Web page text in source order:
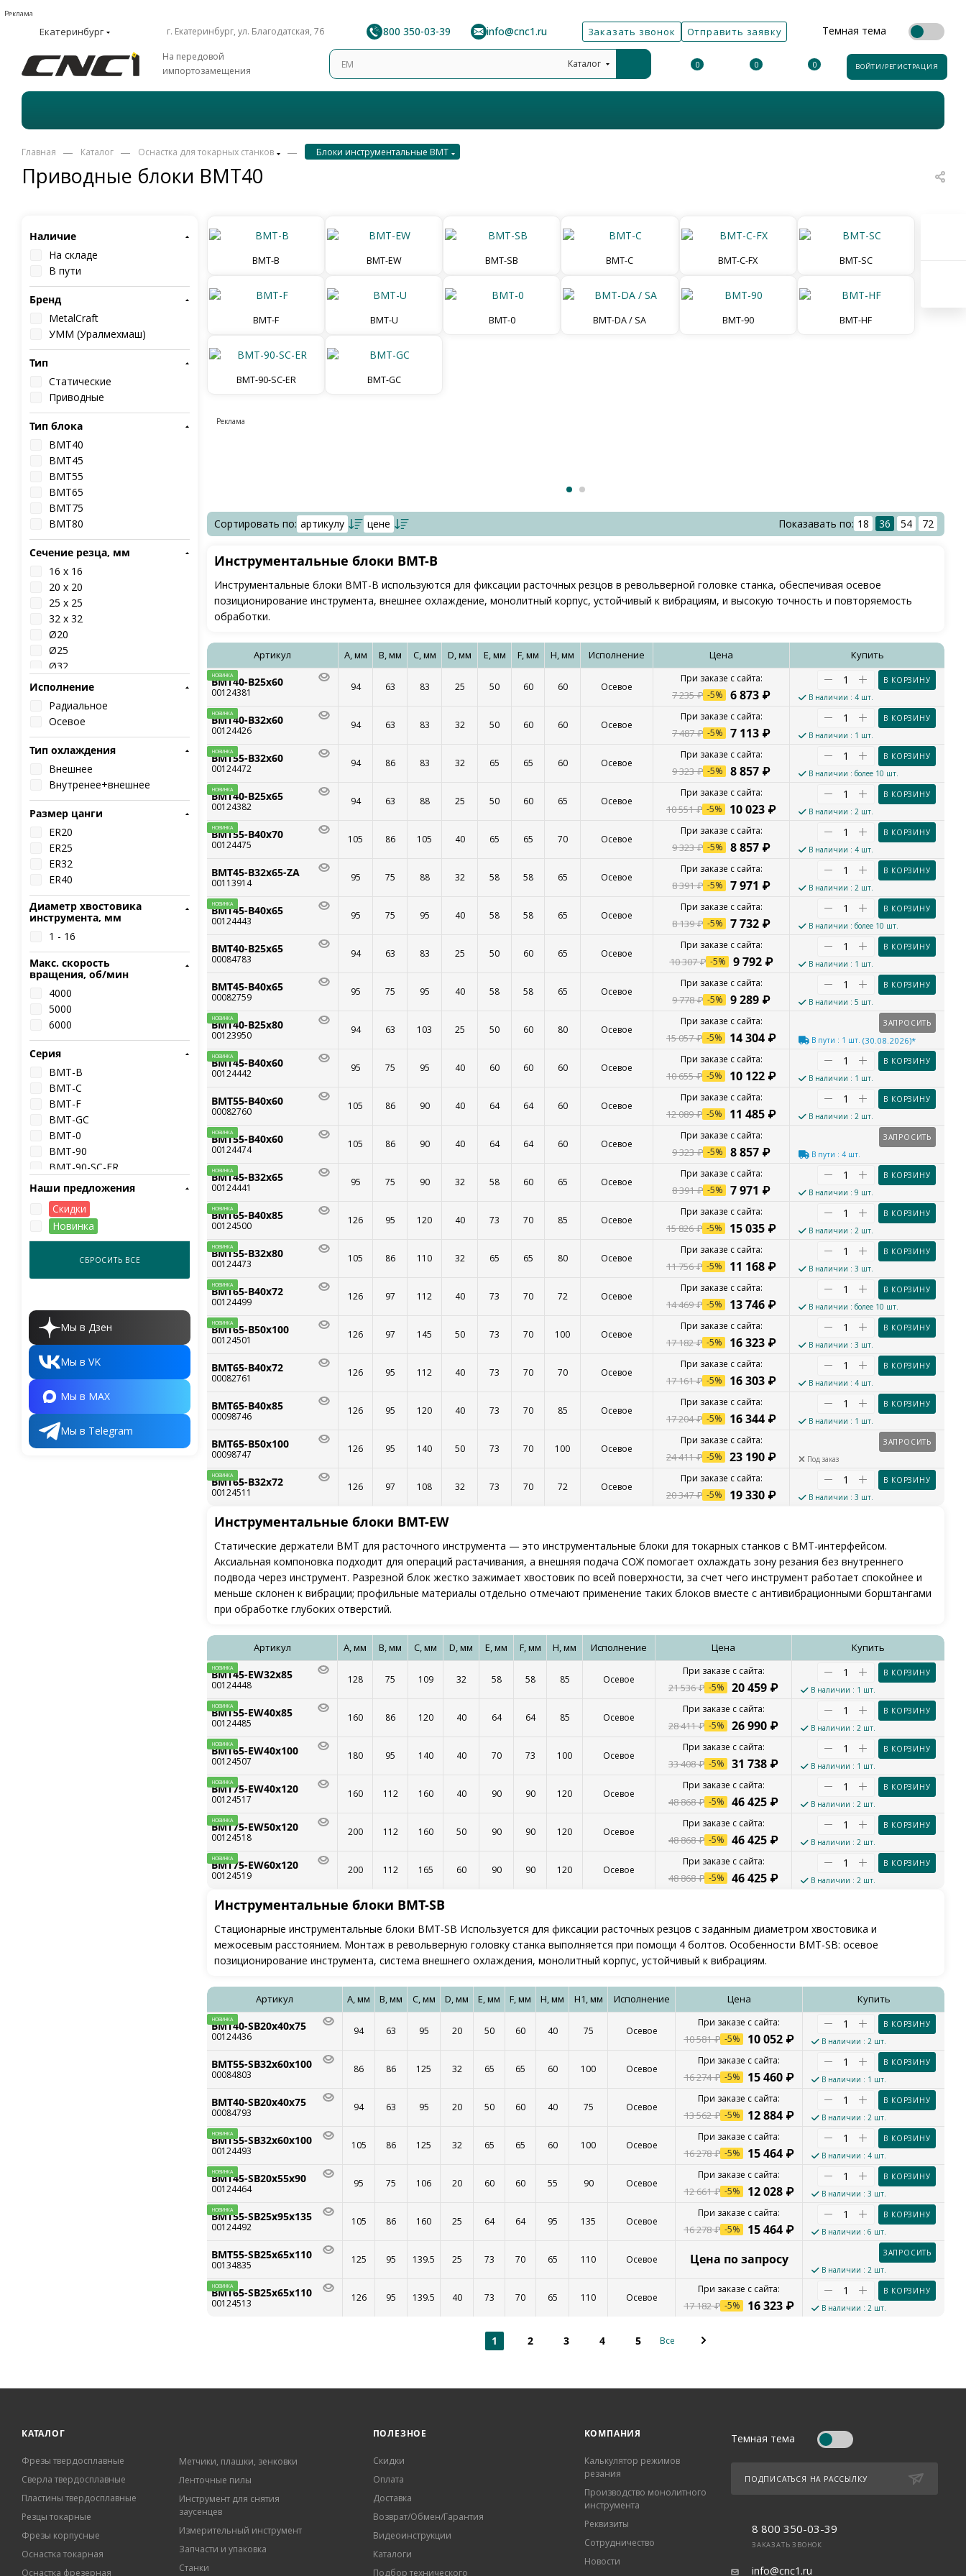
Реклама
Екатеринбург г. Екатеринбург, ул. Благодатская, 76 8 800 350-03-39 info@cnc1.ru Заказать звонок Отправить заявку Темная тема
На передовой
импортозамещения
Каталог 0 0 0 ВОЙТИ/РЕГИСТРАЦИЯ
Приводные блоки BMT40
Главная — Каталог — Оснастка для токарных станков — Блоки инструментальные BMT
BMT-B BMT-EW BMT-SB BMT-C BMT-C-FX BMT-SC
BMT-F BMT-U BMT-0 BMT-DA / SA BMT-90 BMT-HF
BMT-90-SC-ER BMT-GC
Сортировать по: артикулу цене Показавать по: 18 36 54 72
Инструментальные блоки BMT-B
Инструментальные блоки BMT-B используются для фиксации расточных резцов в револьверной головке станка, обеспечивая осевое
позиционирование инструмента, внешнее охлаждение, монолитный корпус, устойчивый к вибрациям, и высокую точность и повторяемость
обработки.
Артикул A, мм B, мм C, мм D, мм E, мм F, мм H, мм Исполнение Цена Купить
НОВИНКА
BMT40-B25x60
00124381 94 63 83 25 50 60 60 Осевое
6 873 ₽
7 235₽ -5%
В КОРЗИНУ
В наличии : 4 шт.
НОВИНКА
BMT40-B32x60
00124426 94 63 83 32 50 60 60 Осевое
7 113 ₽
7 487₽ -5%
В КОРЗИНУ
В наличии : 1 шт.
НОВИНКА
BMT55-B32x60
00124472 94 86 83 32 65 65 60 Осевое
8 857 ₽
9 323₽ -5%
В КОРЗИНУ
В наличии : более 10 шт.
НОВИНКА
BMT40-B25x65
00124382 94 63 88 25 50 60 65 Осевое
10 023 ₽
10 551₽ -5%
В КОРЗИНУ
В наличии : 2 шт.
НОВИНКА
BMT55-B40x70
00124475 105 86 105 40 65 65 70 Осевое
8 857 ₽
9 323₽ -5%
В КОРЗИНУ
В наличии : 4 шт.
BMT45-B32x65-ZA
00113914 95 75 88 32 58 58 65 Осевое
7 971 ₽
8 391₽ -5%
В КОРЗИНУ
В наличии : 2 шт.
НОВИНКА
BMT45-B40x65
00124443 95 75 95 40 58 58 65 Осевое
7 732 ₽
8 139₽ -5%
В КОРЗИНУ
В наличии : более 10 шт.
BMT40-B25x65
00084783 94 63 83 25 50 60 65 Осевое
9 792₽
10 307₽ -5%
В КОРЗИНУ
В наличии : 1 шт.
BMT45-B40x65
00082759 95 75 95 40 58 58 65 Осевое
9 289 ₽
9 778₽ -5%
В КОРЗИНУ
В наличии : 5 шт.
НОВИНКА
BMT40-B25x80
00123950 94 63 103 25 50 60 80 Осевое
14 304 ₽
15 057₽ -5%
ЗАПРОСИТЬ
В пути : 1 шт. (30.08.2026)*
НОВИНКА
BMT45-B40x60
00124442 95 75 95 40 60 60 60 Осевое
10 122 ₽
10 655₽ -5%
В КОРЗИНУ
В наличии : 1 шт.
BMT55-B40x60
00082760 105 86 90 40 64 64 60 Осевое
11 485 ₽
12 089₽ -5%
В КОРЗИНУ
В наличии : 2 шт.
НОВИНКА
BMT55-B40x60
00124474 105 86 90 40 64 64 60 Осевое
8 857 ₽
9 323₽ -5%
ЗАПРОСИТЬ
В пути : 4 шт.
НОВИНКА
BMT45-B32x65
00124441 95 75 90 32 58 60 65 Осевое
7 971 ₽
8 391₽ -5%
В КОРЗИНУ
В наличии : 9 шт.
НОВИНКА
BMT65-B40x85
00124500 126 95 120 40 73 70 85 Осевое
15 035 ₽
15 826₽ -5%
В КОРЗИНУ
В наличии : 2 шт.
НОВИНКА
BMT55-B32x80
00124473 105 86 110 32 65 65 80 Осевое
11 168 ₽
11 756₽ -5%
В КОРЗИНУ
В наличии : 3 шт.
НОВИНКА
BMT65-B40x72
00124499 126 97 112 40 73 70 72 Осевое
13 746 ₽
14 469₽ -5%
В КОРЗИНУ
В наличии : более 10 шт.
НОВИНКА
BMT65-B50x100
00124501 126 97 145 50 73 70 100 Осевое
16 323 ₽
17 182₽ -5%
В КОРЗИНУ
В наличии : 3 шт.
BMT65-B40x72
00082761 126 95 112 40 73 70 70 Осевое
16 303 ₽
17 161₽ -5%
В КОРЗИНУ
В наличии : 4 шт.
BMT65-B40x85
00098746 126 95 120 40 73 70 85 Осевое
16 344 ₽
17 204₽ -5%
В КОРЗИНУ
В наличии : 1 шт.
BMT65-B50x100
00098747 126 95 140 50 73 70 100 Осевое
23 190 ₽
24 411₽ -5%
ЗАПРОСИТЬ
Под заказ
НОВИНКА
BMT65-B32x72
00124511 126 97 108 32 73 70 72 Осевое
19 330 ₽
20 347₽ -5%
В КОРЗИНУ
В наличии : 3 шт.
Инструментальные блоки BMT-EW
Статические держатели BMT для расточного инструмента — это инструментальные блоки для токарных станков с BMT-интерфейсом.
Аксиальная компоновка подходит для операций растачивания, а внешняя подача СОЖ помогает охлаждать зону резания без внутреннего
подвода через инструмент. Разрезной блок жестко зажимает хвостовик по всей поверхности, за счет чего инструмент работает спокойнее и
меньше склонен к вибрации; профильные материалы отдельно отмечают применение таких блоков вместе с антивибрационными борштангами
при обработке глубоких отверстий.
Артикул A, мм B, мм C, мм D, мм E, мм F, мм H, мм Исполнение Цена Купить
НОВИНКА
BMT45-EW32x85
00124448 128 75 109 32 58 58 85 Осевое
20 459 ₽
21 536₽ -5%
В КОРЗИНУ
В наличии : 1 шт.
НОВИНКА
BMT55-EW40x85
00124485 160 86 120 40 64 64 85 Осевое
26 990 ₽
28 411₽ -5%
В КОРЗИНУ
В наличии : 2 шт.
НОВИНКА
BMT65-EW40x100
00124507 180 95 140 40 70 73 100 Осевое
31 738 ₽
33 408₽ -5%
В КОРЗИНУ
В наличии : 1 шт.
НОВИНКА
BMT75-EW40x120
00124517 160 112 160 40 90 90 120 Осевое
46 425 ₽
48 868₽ -5%
В КОРЗИНУ
В наличии : 2 шт.
НОВИНКА
BMT75-EW50x120
00124518 200 112 160 50 90 90 120 Осевое
46 425 ₽
48 868₽ -5%
В КОРЗИНУ
В наличии : 2 шт.
НОВИНКА
BMT75-EW60x120
00124519 200 112 165 60 90 90 120 Осевое
46 425 ₽
48 868₽ -5%
В КОРЗИНУ
В наличии : 2 шт.
Инструментальные блоки BMT-SB
Стационарные инструментальные блоки BMT-SB Используется для фиксации расточных резцов с заданным диаметром хвостовика и
межосевым расстоянием. Монтаж в револьверную головку станка выполняется при помощи 4 болтов. Особенности BMT-SB: осевое
позиционирование инструмента, система внешнего охлаждения, монолитный корпус, устойчивый к вибрациям.
Артикул A, мм B, мм C, мм D, мм E, мм F, мм H, мм H1, мм Исполнение Цена Купить
НОВИНКА
BMT40-SB20x40x75
00124436 94 63 95 20 50 60 40 75 Осевое
10 052₽
10 581₽ -5%
В КОРЗИНУ
В наличии : 2 шт.
BMT55-SB32x60x100
00084803 86 86 125 32 65 65 60 100 Осевое
15 460₽
16 274₽ -5%
В КОРЗИНУ
В наличии : 1 шт.
BMT40-SB20x40x75
00084793 94 63 95 20 50 60 40 75 Осевое
12 884₽
13 562₽ -5%
В КОРЗИНУ
В наличии : 2 шт.
НОВИНКА
BMT55-SB32x60x100
00124493 105 86 125 32 65 65 60 100 Осевое
15 464₽
16 278₽ -5%
В КОРЗИНУ
В наличии : 4 шт.
НОВИНКА
BMT45-SB20x55x90
00124464 95 75 106 20 60 60 55 90 Осевое
12 028₽
12 661₽ -5%
В КОРЗИНУ
В наличии : 3 шт.
НОВИНКА
BMT55-SB25x95x135
00124492 105 86 160 25 64 64 95 135 Осевое
15 464₽
16 278₽ -5%
В КОРЗИНУ
В наличии : 6 шт.
BMT55-SB25x65x110
00134835 125 95 139.5 25 73 70 65 110 Осевое Цена по запросу
ЗАПРОСИТЬ
В наличии : 2 шт.
НОВИНКА
BMT65-SB25x65x110
00124513 126 95 139.5 40 73 70 65 110 Осевое
16 323₽
17 182₽ -5%
В КОРЗИНУ
В наличии : 2 шт.
1 2 3 4 5 Все
Наличие
На складе
В пути
Бренд
MetalCraft
УММ (Уралмехмаш)
Тип
Статические
Приводные
Тип блока
BMT40
BMT45
BMT55
BMT65
BMT75
BMT80
Сечение резца, мм
16 x 16
20 x 20
25 x 25
32 x 32
Ø20
Ø25
Ø32
Ø40
Исполнение
Радиальное
Осевое
Тип охлаждения
Внешнее
Внутренее+внешнее
Размер цанги
ER20
ER25
ER32
ER40
Диаметр хвостовика
инструмента, мм
1 - 16
Макс. скорость
вращения, об/мин
4000
5000
6000
Серия
BMT-B
BMT-C
BMT-F
BMT-GC
BMT-0
BMT-90
BMT-90-SC-ER
BMT-U
BMT-C-FX
BMT-HF
BMT-SA
BMT-SB
BMT-EW
BMT-SC
Наши предложения
Скидки
Новинка
СБРОСИТЬ ВСЕ
Мы в Дзен
Мы в VK
Мы в MAX
Мы в Telegram
КАТАЛОГ
Фрезы твердосплавные
Сверла твердосплавные
Пластины твердосплавные
Резцы токарные
Фрезы корпусные
Оснастка токарная
Оснастка фрезерная
Метчики, плашки, зенковки
Ленточные пилы
Инструмент для снятия
заусенцев
Измерительный инструмент
Запчасти и упаковка
Станки
ПОЛЕЗНОЕ
Скидки
Оплата
Доставка
Возврат/Обмен/Гарантия
Видеоинструкции
Каталоги
Подбор технического
КОМПАНИЯ
Калькулятор режимов
резания
Производство монолитного
инструмента
Реквизиты
Сотрудничество
Новости
Темная тема
ПОДПИСАТЬСЯ НА РАССЫЛКУ
8 800 350-03-39
ЗАКАЗАТЬ ЗВОНОК
info@cnc1.ru